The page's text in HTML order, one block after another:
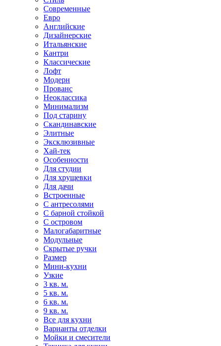
Современные
Евро
Английские
Дизайнерские
Итальянские
Кантри
Классические
Лофт
Модерн
Прованс
Неоклассика
Минимализм
Под старину
Скандинавские
Элитные
Эксклюзивные
Хай-тек
Особенности
Для студии
Для хрущевки
Для дачи
Встроенные
С антресолями
С барной стойкой
С островом
Малогабаритные
Модульные
Скрытые ручки
Размер
Мини-кухни
Узкие
3 кв. м.
5 кв. м.
6 кв. м.
9 кв. м.
Все для кухни
Варианты отделки
Мойки и смесители